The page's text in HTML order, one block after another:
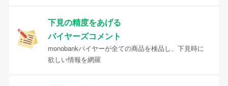
下見の精度をあげる
バイヤーズコメント
monobankバイヤーが全ての商品を検品し、下見時に
欲しい情報を網羅